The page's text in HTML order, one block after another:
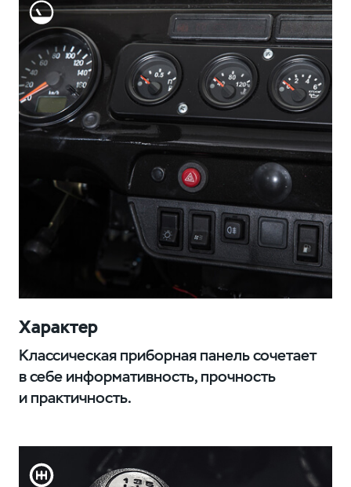
Характер
Классическая приборная панель сочетает
в себе информативность, прочность
и практичность.